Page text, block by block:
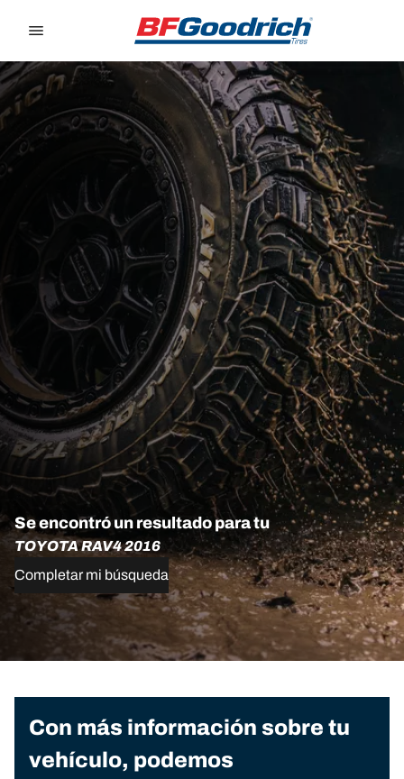
Se encontró un resultado para tu
TOYOTA RAV4 2016
Completar mi búsqueda
Con más información sobre tu
vehículo, podemos